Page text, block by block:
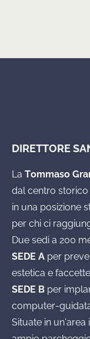
DIRETTORE
La Tommaso
dal centro storico
in una posizione
per chi ci
Due sedi a 200
SEDE A per
estetica e
SEDE B per
computer-
Situate in